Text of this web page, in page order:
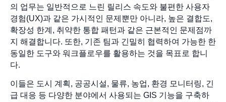
의 업무는 일반적으로 느린 릴리스 속도와 불편한 사용자
경험(UX)과 같은 가시적인 문제뿐만 아니라, 높은 결합도,
확장성 한계, 취약한 통합 패턴과 같은 근본적인 문제점까
지 해결합니다. 또한, 기존 팀과 긴밀히 협력하여 가능한 한
동일한 도구와 워크플로우를 활용하는 것을 목표로 합니
다.
이들은 도시 계획, 공공시설, 물류, 농업, 환경 모니터링, 긴
급 대응 등 다양한 분야에서 사용되는 GIS 기능을 구축하